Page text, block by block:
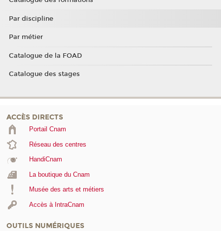
Par discipline
Par métier
Catalogue de la FOAD
Catalogue des stages
ACCÈS DIRECTS
Portail Cnam
Réseau des centres
HandiCnam
La boutique du Cnam
Musée des arts et métiers
Accès à IntraCnam
OUTILS NUMÉRIQUES